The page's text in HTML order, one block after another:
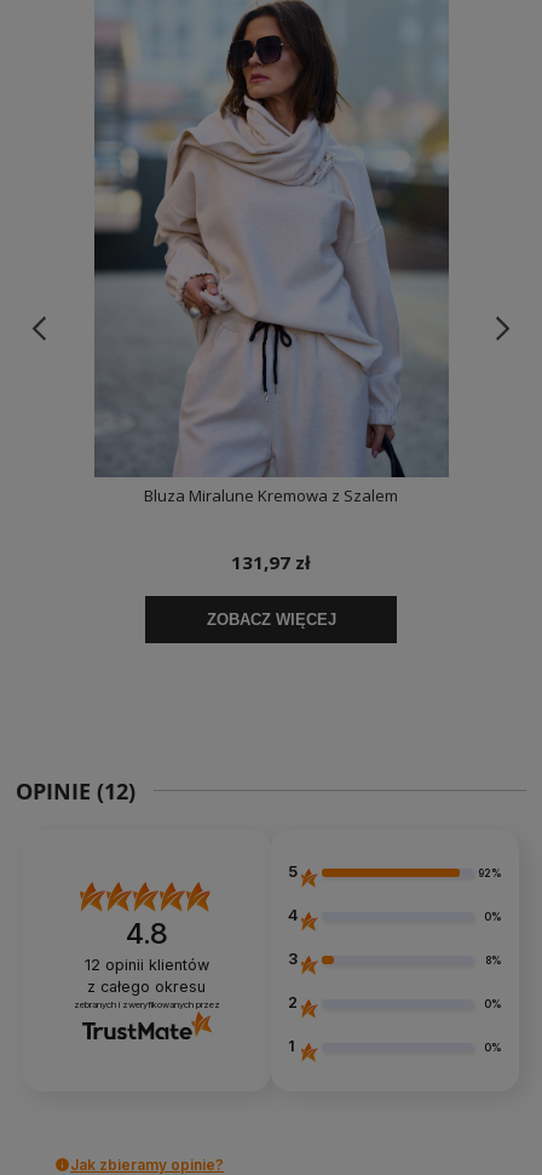
OPINIE (12)
4.8
12 opinii klientów
z całego okresu
zebranych i zweryfikowanych przez
5 92%
4 0%
3 8%
2 0%
1 0%
Jak zbieramy opinie?